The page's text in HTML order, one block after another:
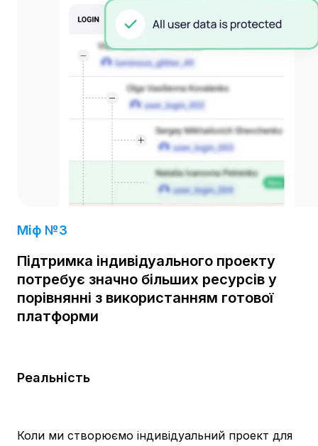
Міф №3
Підтримка індивідуального проекту
потребує значно більших ресурсів у
порівнянні з використанням готової
платформи
Реальність
Коли ми створюємо індивідуальний проект для